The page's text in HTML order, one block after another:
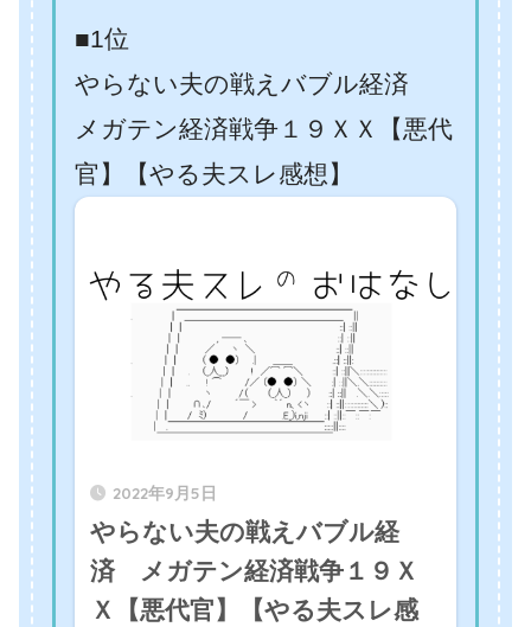
■1位
やらない夫の戦えバブル経済
メガテン経済戦争１９ＸＸ【悪代
官】【やる夫スレ感想】
2022年9月5日
やらない夫の戦えバブル経
済 メガテン経済戦争１９Ｘ
Ｘ【悪代官】【やる夫スレ感